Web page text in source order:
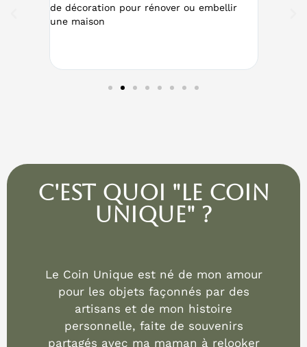
de décoration pour rénover ou embellir
une maison
C'est quoi "Le coin
Unique" ?
Le Coin Unique est né de mon amour
pour les objets façonnés par des
artisans et de mon histoire
personnelle, faite de souvenirs
partagés avec ma maman à relooker